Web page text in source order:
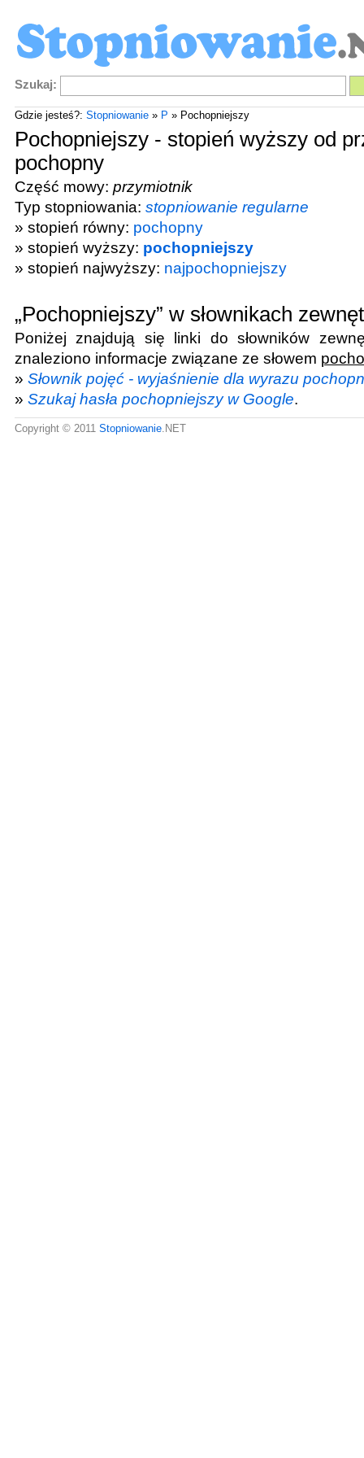
Szukaj:
Gdzie jesteś?: Stopniowanie» P » Pochopniejszy
Pochopniejszy - stopień wyższy od
pochopny
Część mowy: przymiotnik
Typ stopniowania: stopniowanie regularne
» stopień równy: pochopny
» stopień wyższy: pochopniejszy
» stopień najwyższy: najpochopniejszy
„Pochopniejszy” w słownikach
Poniżej znajdują się linki do słowników
znaleziono informacje związane ze słowem
» Słownik pojęć - wyjaśnienie dla wyrazu
» Szukaj hasła pochopniejszy w Google.
Copyright © 2011 Stopniowanie.NET